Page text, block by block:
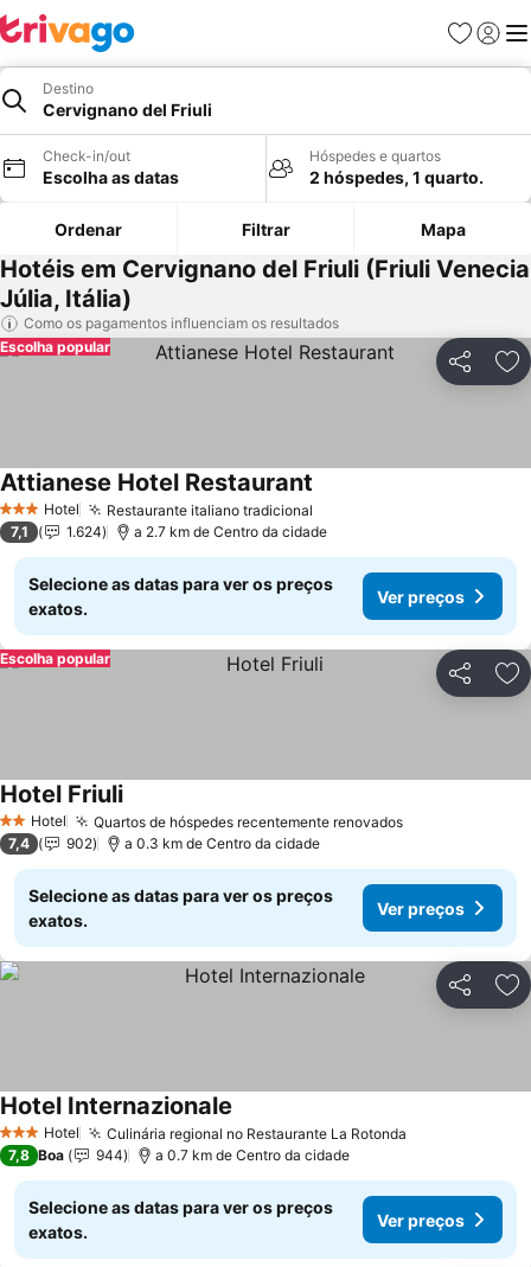
Favoritos
Iniciar
Destino
Cervignano del Friuli
Check-in/out
Escolha as datas
Hóspedes e quartos
2 hóspedes, 1 quarto.
Ordenar Filtrar Mapa
Hotéis em Cervignano del Friuli (Friuli Venecia
Júlia, Itália)
Como os pagamentos influenciam os resultados
Partilhar
Escolha popular
3 EstrelasHotel Restaurante italiano tradicional
Attianese Hotel Restaurant
7,1 1.624 a 2.7 km de Centro da cidade
Selecione as datas para ver os preços
exatos.
Ver preços
Partilhar
Escolha popular
2 Estrelas
Hotel Quartos de hóspedes recentemente renovadosVer preços
Hotel FriuliVer preços
7,4 902 a 0.3 km de Centro da cidade
Selecione as datas para ver os preços
exatos.
Ver preços
Partilhar
3 EstrelasHotel Culinária regional no Restaurante La Rotonda
Hotel Internazionale
7,8 Boa 944 a 0.7 km de Centro da cidade
Selecione as datas para ver os preços
exatos.
Ver preços